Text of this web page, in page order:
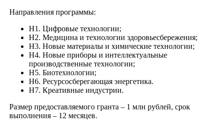
Направления программы:
Н1. Цифровые технологии;
Н2. Медицина и технологии здоровьесбережения;
Н3. Новые материалы и химические технологии;
Н4. Новые приборы и интеллектуальные
производственные технологии;
Н5. Биотехнологии;
Н6. Ресурсосберегающая энергетика.
Н7. Креативные индустрии.
Размер предоставляемого гранта – 1 млн рублей, срок
выполнения – 12 месяцев.